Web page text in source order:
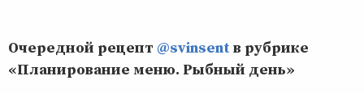
Очередной рецепт @svinsent в рубрике
«Планирование меню. Рыбный день»